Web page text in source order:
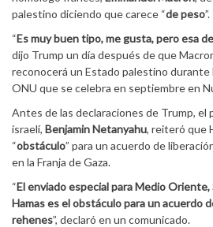
palestino diciendo que carece “de peso”.
“Es muy buen tipo, me gusta, pero esa
dijo Trump un día después de que
reconocerá un Estado palestino durante
ONU que se celebra en septiembre en
Antes de las declaraciones de Trump, el
israelí, Benjamin Netanyahu, reiteró que
“obstáculo” para un acuerdo de
en la Franja de Gaza.
“El enviado especial para Medio
Hamas es el obstáculo para un acuerdo
rehenes”, declaró en un comunicado.